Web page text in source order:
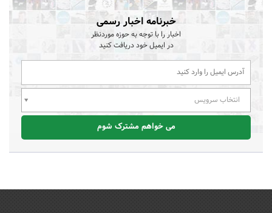
خبرنامه اخبار رسمی
اخبار را با توجه به حوزه موردنظر
در ایمیل خود دریافت کنید
انتخاب سرویس
می خواهم مشترک شوم